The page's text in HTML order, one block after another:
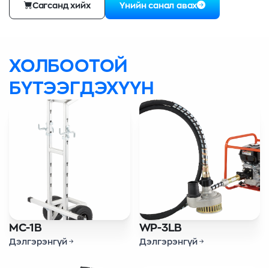
Сагсанд хийх Үнийн санал авах
ХОЛБООТОЙ
БҮТЭЭГДЭХҮҮН
MC-1B
Дэлгэрэнгүй
WP-3LB
Дэлгэрэнгүй